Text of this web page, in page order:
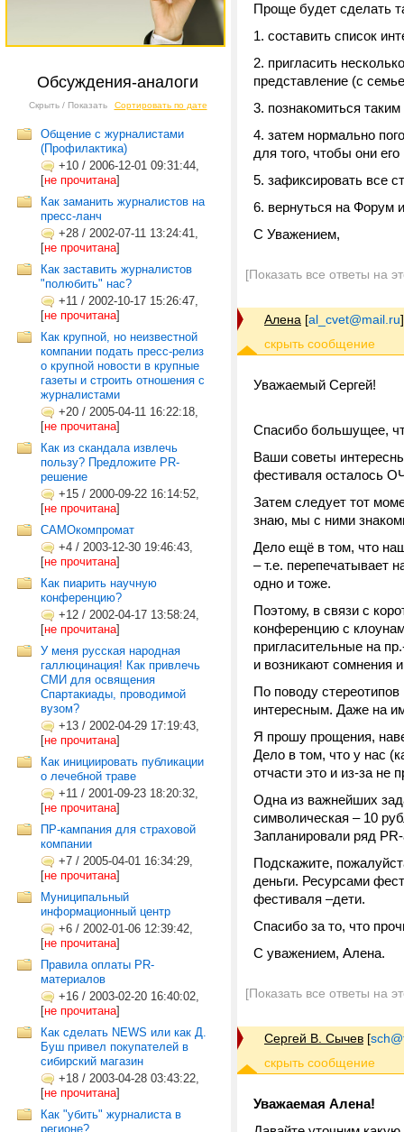
Обсуждения-аналоги
Скрыть / Показать Сортировать по дате
Общение с журналистами
(Профилактика)
+10 / 2006-12-01 09:31:44,
[не прочитана]
Как заманить журналистов на
пресс-ланч
+28 / 2002-07-11 13:24:41,
[не прочитана]
Как заставить журналистов
"полюбить" нас?
+11 / 2002-10-17 15:26:47,
[не прочитана]
Как крупной, но неизвестной
компании подать пресс-релиз
о крупной новости в крупные
газеты и строить отношения с
журналистами
+20 / 2005-04-11 16:22:18,
[не прочитана]
Как из скандала извлечь
пользу? Предложите PR-
решение
+15 / 2000-09-22 16:14:52,
[не прочитана]
САМОкомпромат
+4 / 2003-12-30 19:46:43,
[не прочитана]
Как пиарить научную
конференцию?
+12 / 2002-04-17 13:58:24,
[не прочитана]
У меня русская народная
галлюцинация! Как привлечь
СМИ для освящения
Спартакиады, проводимой
вузом?
+13 / 2002-04-29 17:19:43,
[не прочитана]
Как инициировать публикации
о лечебной траве
+11 / 2001-09-23 18:20:32,
[не прочитана]
ПР-кампания для страховой
компании
+7 / 2005-04-01 16:34:29,
[не прочитана]
Муниципальный
информационный центр
+6 / 2002-01-06 12:39:42,
[не прочитана]
Правила оплаты PR-
материалов
+16 / 2003-02-20 16:40:02,
[не прочитана]
Как сделать NEWS или как Д.
Буш привел покупателей в
сибирский магазин
+18 / 2003-04-28 03:43:22,
[не прочитана]
Как "убить" журналиста в
регионе?
Проще будет сделать
составить список
пригласить
представление (с
познакомиться
затем нормально
для того, чтобы они его
зафиксировать все
вернуться на Форум
С Уважением,
[Показать все ответы на
Алена [al_cvet@mail.ru]
Уважаемый Сергей!
Спасибо большущее,
Ваши советы
фестиваля осталось
Затем следует тот
знаю, мы с ними
Дело ещё в том, что
– т.е. перепечатывает
одно и тоже.
Поэтому, в связи с
конференцию с
пригласительные на
и возникают сомнения
По поводу
интересным. Даже на
Я прошу прощения,
Дело в том, что у нас
отчасти это и из-за не
Одна из важнейших
символическая – 10
Запланировали ряд
Подскажите,
деньги. Ресурсами
фестиваля –дети.
Спасибо за то, что
С уважением, Алена.
[Показать все ответы на
Сергей В. Сычев [
Уважаемая Алена!